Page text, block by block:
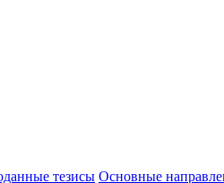
тезисы Основные